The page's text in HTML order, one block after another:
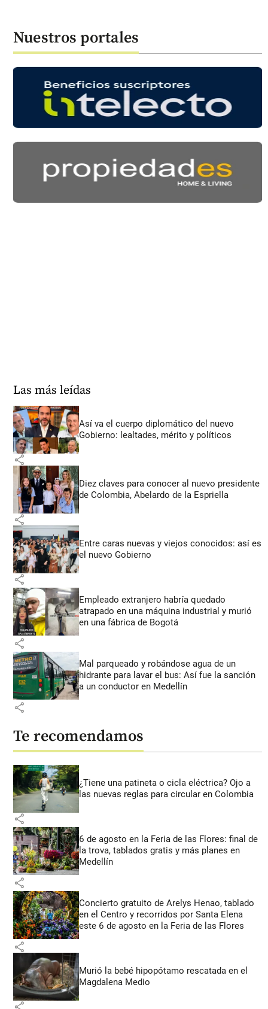
Nuestros portales
Las más leídas
Así va el cuerpo diplomático del nuevo
Gobierno: lealtades, mérito y políticos
share
Diez claves para conocer al nuevo presidente
de Colombia, Abelardo de la Espriella
share
Entre caras nuevas y viejos conocidos: así es
el nuevo Gobierno
share
Empleado extranjero habría quedado
atrapado en una máquina industrial y murió
en una fábrica de Bogotá
share
Mal parqueado y robándose agua de un
hidrante para lavar el bus: Así fue la sanción
a un conductor en Medellín
share
Te recomendamos
¿Tiene una patineta o cicla eléctrica? Ojo a
las nuevas reglas para circular en Colombia
share
6 de agosto en la Feria de las Flores: final de
la trova, tablados gratis y más planes en
Medellín
share
Concierto gratuito de Arelys Henao, tablado
en el Centro y recorridos por Santa Elena
este 6 de agosto en la Feria de las Flores
share
Murió la bebé hipopótamo rescatada en el
Magdalena Medio